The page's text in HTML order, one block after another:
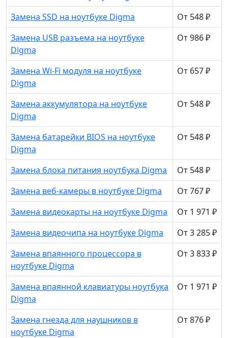
Замена SSD на ноутбуке Digma
От 548 ₽
Замена USB разъема на ноутбуке
Digma
От 986 ₽
Замена Wi-Fi модуля на ноутбуке
Digma
От 657 ₽
Замена аккумулятора на ноутбуке
Digma
От 548 ₽
Замена батарейки BIOS на ноутбуке
Digma
От 548 ₽
Замена блока питания ноутбука Digma
От 548 ₽
Замена веб-камеры в ноутбуке Digma
От 767 ₽
Замена видеокарты на ноутбуке Digma
От 1 971 ₽
Замена видеочипа на ноутбуке Digma
От 3 285 ₽
Замена впаянного процессора в
ноутбуке Digma
От 3 833 ₽
Замена впаянной клавиатуры ноутбука
Digma
От 1 971 ₽
Замена гнезда для наушников в
ноутбуке Digma
От 876 ₽